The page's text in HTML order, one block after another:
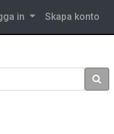
in Skapa konto
Sök